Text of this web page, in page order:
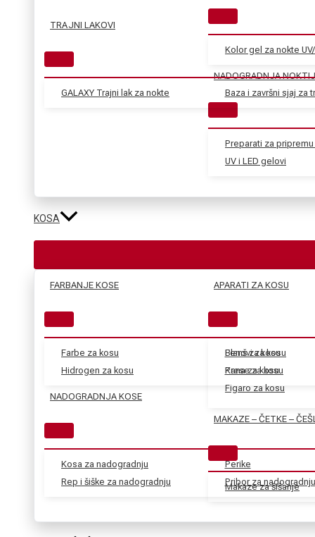
TRAJNI LAKOVI
GALAXY Trajni lak za nokte Baza i završni sjaj za
Kolor gel za nokte
NADOGRADNJA
Preparati za pripremu
UV i LED gelovi
KOSA
FARBANJE KOSE
Farbe za kosu
Hidrogen za kosu
Blanš za kosu
Kana za kosu
NADOGRADNJA KOSE
Kosa za nadogradnju
Rep i šiške za nadogradnju
Perike
Pribor za
APARATI ZA KOSU
Fenovi za kosu
Prese za kosu
Figaro za kosu
MAKAZE – ČETKE –
Makaze za šišanje